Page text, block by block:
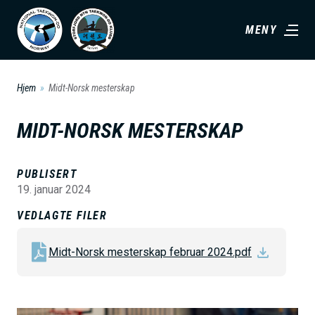
MENY
Hjem Midt-Norsk mesterskap
MIDT-NORSK MESTERSKAP
PUBLISERT
19. januar 2024
VEDLAGTE FILER
Midt-Norsk mesterskap februar 2024.pdf